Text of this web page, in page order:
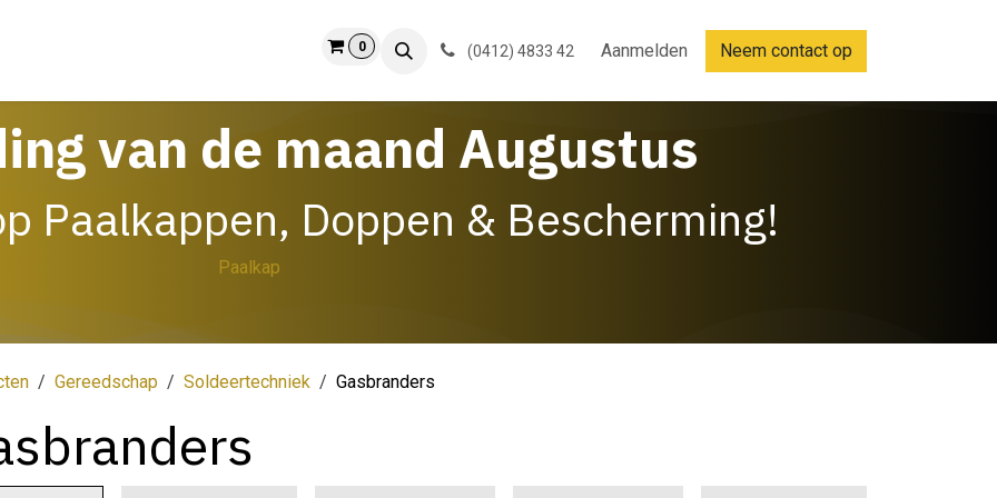
0 (0412) 4833 42 Aanmelden Neem contact op
van de maand Augustus
Paalkappen, Doppen & Bescherming!
Paalkap
Gereedschap Soldeertechniek Gasbranders